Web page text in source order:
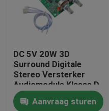
Thuis
DC 5V 20W 3D
Surround Digitale
Stereo Versterker
Audiomodule Klasse D
Versterker Board
Aanvraag sturen